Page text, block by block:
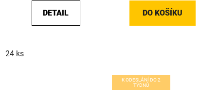
DETAIL
24 ks
DO KOŠÍKU
K ODESLÁNÍ DO 2
TÝDNŮ